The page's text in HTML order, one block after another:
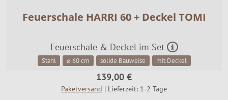
Feuerschale HARRI 60 + Deckel TOMI
Feuerschale & Deckel im Set
Stahl ⌀ 60 cm solide Bauweise mit Deckel
139,00 €
Paketversand | Lieferzeit: 1-2 Tage